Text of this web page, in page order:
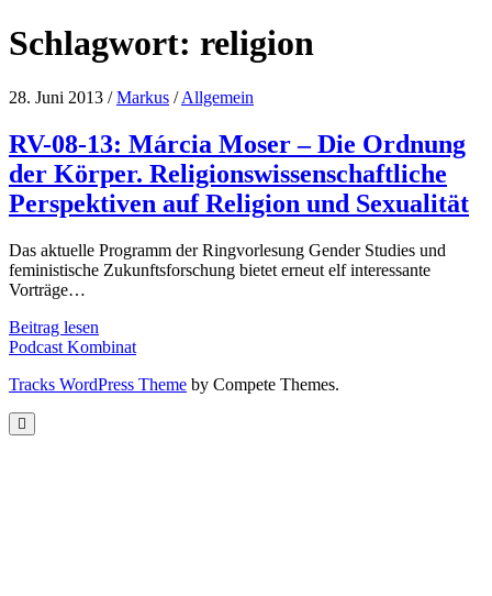
Schlagwort: religion
28. Juni 2013 /Markus /Allgemein
RV-08-13: Márcia Moser – Die Ordnung
der Körper. Religionswissenschaftliche
Perspektiven auf Religion und Sexualität
Das aktuelle Programm der Ringvorlesung Gender Studies und
feministische Zukunftsforschung bietet erneut elf interessante
Vorträge…
Beitrag lesen
08-
Márcia
Podcast Kombinat
Tracks WordPress Theme by Compete Themes.